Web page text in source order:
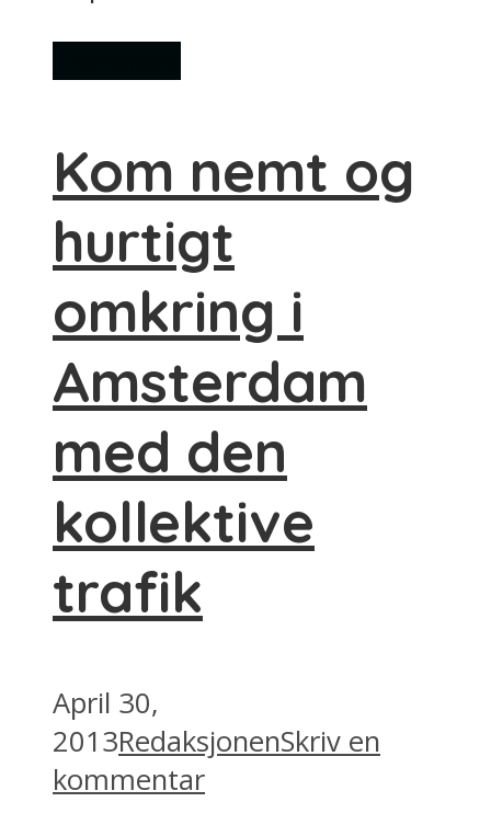
Kom nemt og
hurtigt
omkring i
Amsterdam
med den
kollektive
trafik
April 30,
2013RedaksjonenSkriv en
kommentar